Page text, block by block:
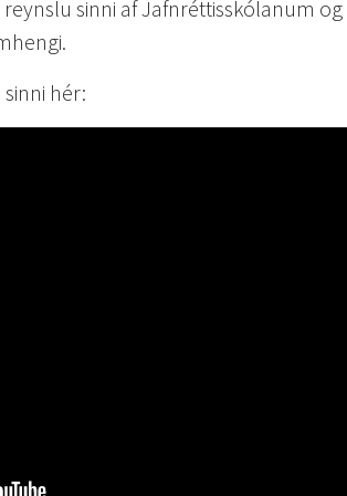
sinni af Jafnréttisskólanum og
hér: